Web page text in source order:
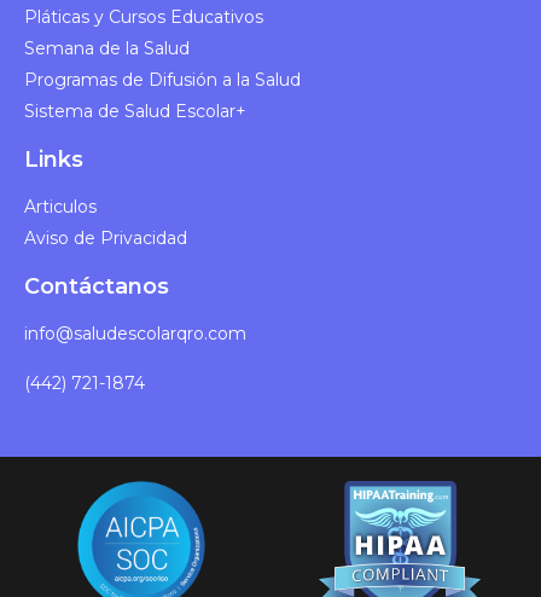
Pláticas y Cursos Educativos​
Semana de la Salud​
Programas de Difusión a la Salud​
Sistema de Salud Escolar+
Links
Articulos
Aviso de Privacidad
Contáctanos
info@saludescolarqro.com
(442) 721-1874